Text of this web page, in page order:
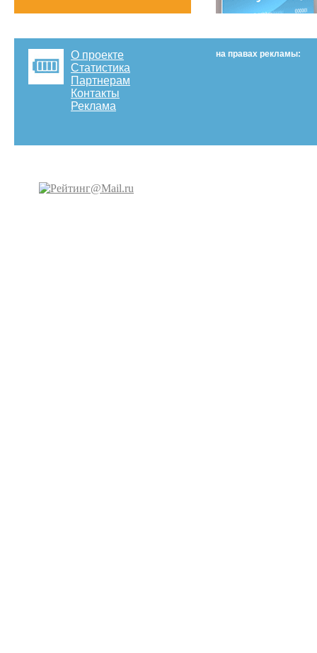
О проекте
Статистика
Партнерам
Контакты
Реклама
на правах рекламы: